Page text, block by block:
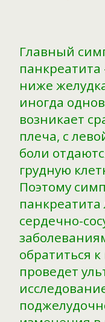
Главный
ниже
иногда
возникает
плеча, с
боли
грудную
Поэтому
панкреатита
сердечно-
обратиться
проведет